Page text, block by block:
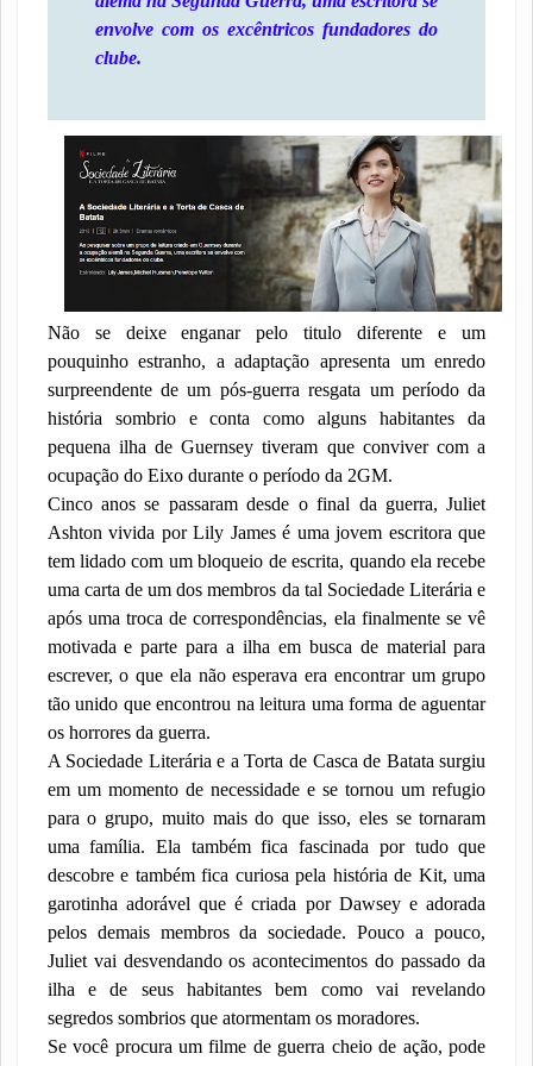
envolve com os excêntricos fundadores do
clube.
Não se deixe enganar pelo titulo diferente e um
pouquinho estranho, a adaptação apresenta um enredo
surpreendente de um pós-guerra resgata um período da
história sombrio e conta como alguns habitantes da
pequena ilha de Guernsey tiveram que conviver com a
ocupação do Eixo durante o período da 2GM.
Cinco anos se passaram desde o final da guerra, Juliet
Ashton vivida por Lily James é uma jovem escritora que
tem lidado com um bloqueio de escrita, quando ela recebe
uma carta de um dos membros da tal Sociedade Literária e
após uma troca de correspondências, ela finalmente se vê
motivada e parte para a ilha em busca de material para
escrever, o que ela não esperava era encontrar um grupo
tão unido que encontrou na leitura uma forma de aguentar
os horrores da guerra.
A Sociedade Literária e a Torta de Casca de Batata surgiu
em um momento de necessidade e se tornou um refugio
para o grupo, muito mais do que isso, eles se tornaram
uma família. Ela também fica fascinada por tudo que
descobre e também fica curiosa pela história de Kit, uma
garotinha adorável que é criada por Dawsey e adorada
pelos demais membros da sociedade. Pouco a pouco,
Juliet vai desvendando os acontecimentos do passado da
ilha e de seus habitantes bem como vai revelando
segredos sombrios que atormentam os moradores.
Se você procura um filme de guerra cheio de ação, pode